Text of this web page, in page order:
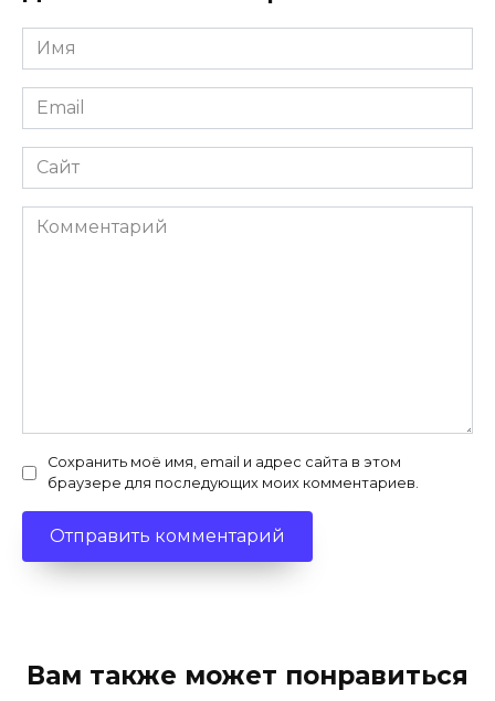
Имя
*
Email
*
Сайт
Комментарий
Сохранить моё имя, email и адрес сайта в этом
браузере для последующих моих комментариев.
Вам также может понравиться